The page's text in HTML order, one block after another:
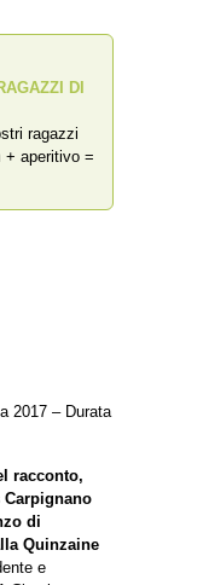
DI
ragazzi
+ aperitivo =
2017 – Durata
racconto,
di
Quinzaine
e